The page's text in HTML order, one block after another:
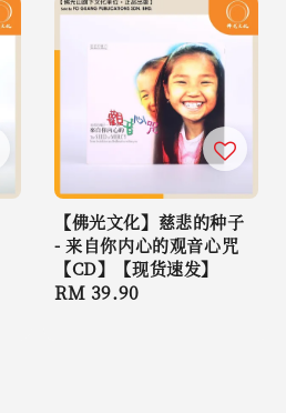
【佛光文化】慈悲的种子
- 来自你内心的观音心咒
【CD】【现货速发】
Regular
RM 39.90